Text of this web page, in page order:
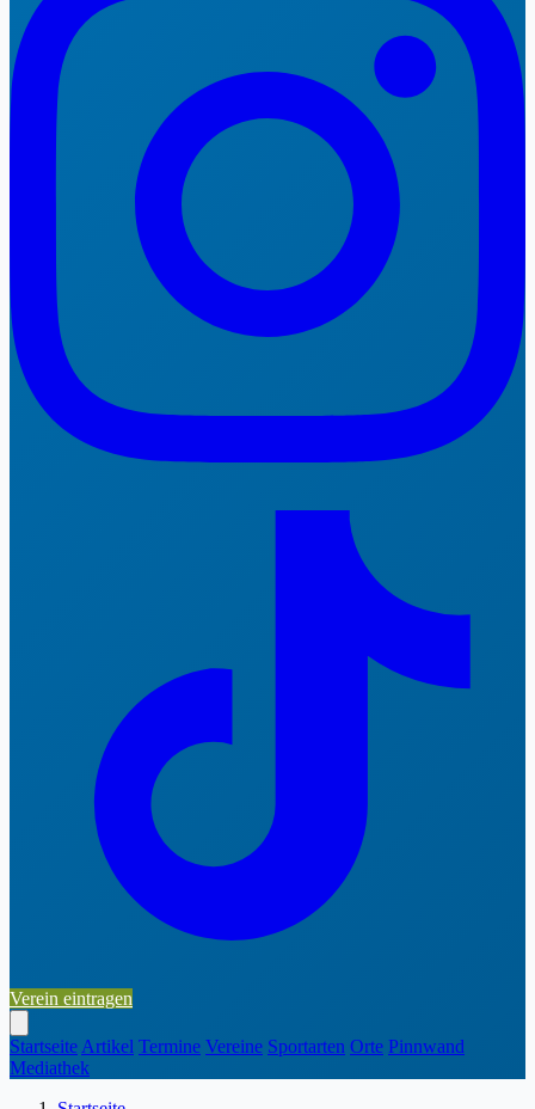
Verein eintragen
Startseite Artikel Termine Vereine Sportarten Orte Pinnwand
Mediathek